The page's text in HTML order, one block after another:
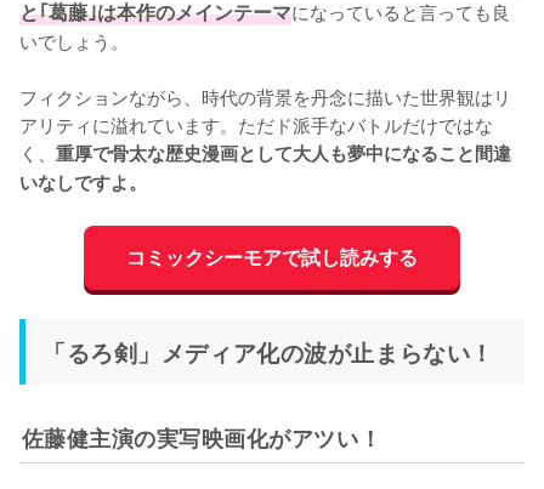
と｢葛藤｣は本作のメインテーマになっていると言っても良
いでしょう。
フィクションながら、時代の背景を丹念に描いた世界観はリ
アリティに溢れています。ただド派手なバトルだけではな
く、 重厚で骨太な歴史漫画として大人も夢中になること間違
いなしですよ。
コミックシーモアで試し読みする
「るろ剣」メディア化の波が止まらない！
佐藤健主演の実写映画化がアツい！